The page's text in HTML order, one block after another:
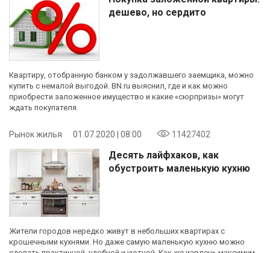
дешево, но сердито
Квартиру, отобранную банком у задолжавшего заемщика, можно
купить с немалой выгодой. BN.ru выяснил, где и как можно
приобрести заложенное имущество и какие «сюрпризы» могут
ждать покупателя.
Рынок жилья 01.07.2020 | 08:00 11427402
Десять лайфхаков, как
обустроить маленькую кухню
Жители городов нередко живут в небольших квартирах с
крошечными кухнями. Но даже самую маленькую кухню можно